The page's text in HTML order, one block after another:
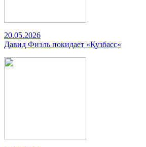
20.05.2026
Давид Фиэль покидает «Кузбасс»